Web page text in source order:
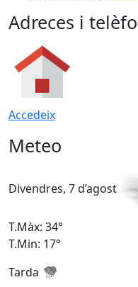
Adreces i
Accedeix
Meteo
Divendres, 7 d’agost
T.Màx: 34°
T.Min: 17°
Tarda